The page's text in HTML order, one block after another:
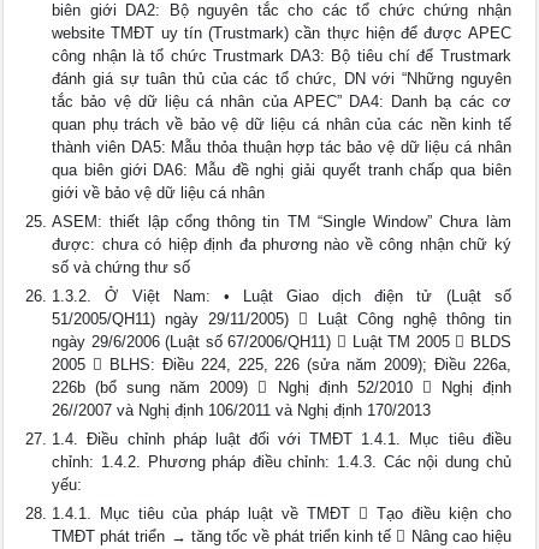
biên giới DA2: Bộ nguyên tắc cho các tổ chức chứng nhận
website TMĐT uy tín (Trustmark) cần thực hiện để được APEC
công nhận là tổ chức Trustmark DA3: Bộ tiêu chí để Trustmark
đánh giá sự tuân thủ của các tổ chức, DN với “Những nguyên
tắc bảo vệ dữ liệu cá nhân của APEC” DA4: Danh bạ các cơ
quan phụ trách về bảo vệ dữ liệu cá nhân của các nền kinh tế
thành viên DA5: Mẫu thỏa thuận hợp tác bảo vệ dữ liệu cá nhân
qua biên giới DA6: Mẫu đề nghị giải quyết tranh chấp qua biên
giới về bảo vệ dữ liệu cá nhân
ASEM: thiết lập cổng thông tin TM “Single Window” Chưa làm
được: chưa có hiệp định đa phương nào về công nhận chữ ký
số và chứng thư số
1.3.2. Ở Việt Nam: • Luật Giao dịch điện tử (Luật số
51/2005/QH11) ngày 29/11/2005)  Luật Công nghệ thông tin
ngày 29/6/2006 (Luật số 67/2006/QH11)  Luật TM 2005  BLDS
2005  BLHS: Điều 224, 225, 226 (sửa năm 2009); Điều 226a,
226b (bổ sung năm 2009)  Nghị định 52/2010  Nghị định
26//2007 và Nghị định 106/2011 và Nghị định 170/2013
1.4. Điều chỉnh pháp luật đối với TMĐT 1.4.1. Mục tiêu điều
chỉnh: 1.4.2. Phương pháp điều chỉnh: 1.4.3. Các nội dung chủ
yếu:
1.4.1. Mục tiêu của pháp luật về TMĐT  Tạo điều kiện cho
TMĐT phát triển → tăng tốc về phát triển kinh tế  Nâng cao hiệu